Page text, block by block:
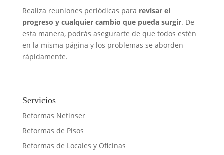
Realiza reuniones periódicas para revisar el
progreso y cualquier cambio que pueda surgir. De
esta manera, podrás asegurarte de que todos estén
en la misma página y los problemas se aborden
rápidamente.
Servicios
Reformas Netinser
Reformas de Pisos
Reformas de Locales y Oficinas